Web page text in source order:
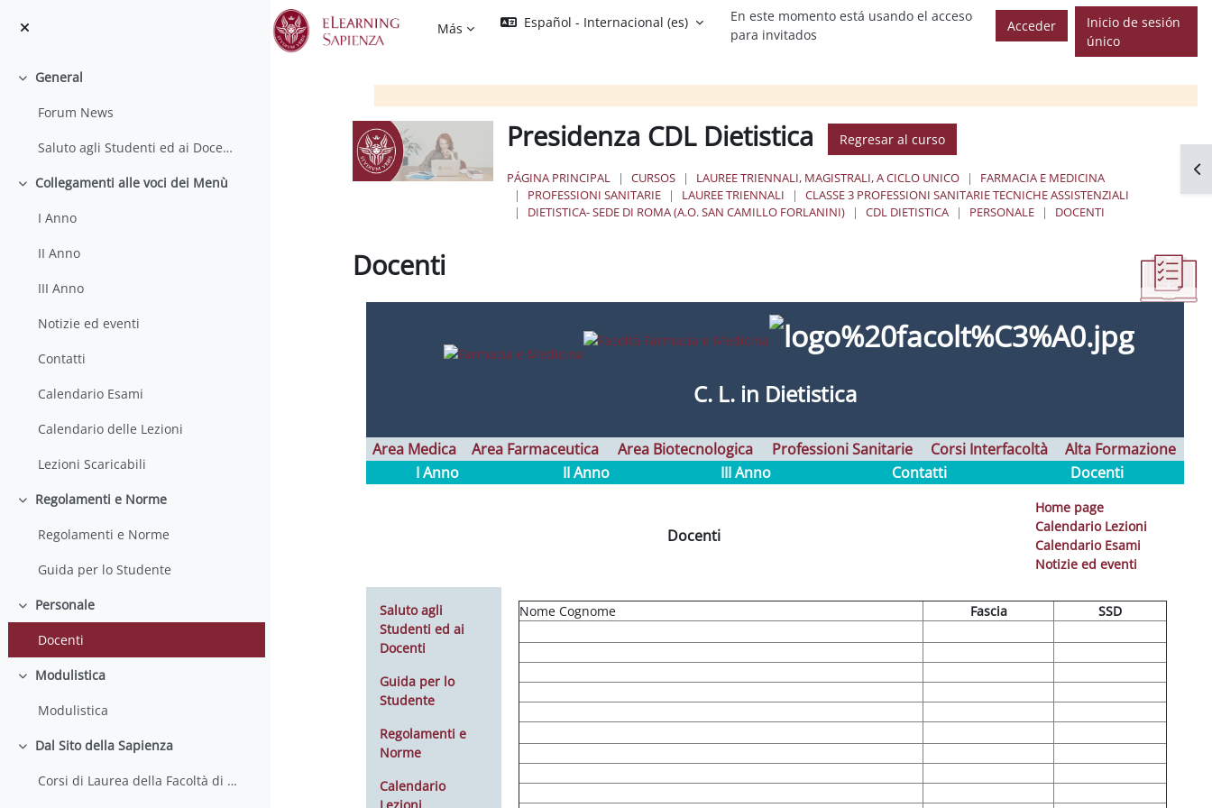
Más
Español - Internacional ‎(es)‎
En este momento está usando el acceso
para invitados
Acceder
Inicio de sesión
único
Colapsar
General
Forum News
Saluto agli Studenti ed ai Docenti
Colapsar
Collegamenti alle voci dei Menù
I Anno
II Anno
III Anno
Notizie ed eventi
Contatti
Calendario Esami
Calendario delle Lezioni
Lezioni Scaricabili
Colapsar
Regolamenti e Norme
Regolamenti e Norme
Guida per lo Studente
Colapsar
Personale
Docenti
Colapsar
Modulistica
Modulistica
Colapsar
Dal Sito della Sapienza
Corsi di Laurea della Facoltà di Farmacia e Medicina
Presidenza CDL Dietistica Regresar al curso
PÁGINA PRINCIPAL CURSOS LAUREE TRIENNALI, MAGISTRALI, A CICLO UNICO
FARMACIA E MEDICINA
PROFESSIONI SANITARIE
LAUREE TRIENNALI
CLASSE 3 PROFESSIONI SANITARIE TECNICHE ASSISTENZIALI
DIETISTICA- SEDE DI ROMA (A.O. SAN CAMILLO FORLANINI)
CDL DIETISTICA PERSONALE DOCENTI
Docenti
C. L. in Dietistica
Area Medica Area Farmaceutica Area Biotecnologica Professioni Sanitarie Corsi Interfacoltà
Alta Formazione
I Anno
II Anno III Anno Contatti Docenti
Docenti
Home page
Calendario Lezioni
Calendario Esami
Notizie ed eventi
Saluto agli
Studenti ed ai
Docenti
Guida per lo
Studente
Regolamenti e
Norme
Calendario
Nome Cognome Fascia SSD